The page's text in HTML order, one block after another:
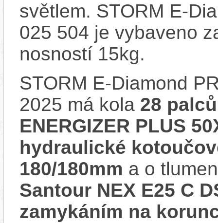
světlem. STORM E-
025 504 je vybaveno
nosností 15kg.
STORM E-Diamond
2025 má kola 28 palců
ENERGIZER PLUS
hydraulické
180/180mm a o
Santour NEX E25 C
zamykáním na